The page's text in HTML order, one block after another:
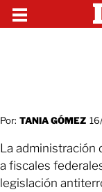
Por: TANIA GÓMEZ
La administración
a fiscales
legislación